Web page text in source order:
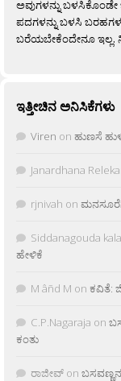
ಅವುಗಳನ್ನು
ಪದಗಳನ್ನು ಬಳಸಿ
ಬರೆಯಬೇಕೆಂದೇನೂ ಇಲ್ಲ.
ಇತ್ತೀಚಿನ ಅನಿಸಿಕೆಗಳು
Viren on ಹುಣಸೆ
Janardhana
rjnivah on
Siddanagouda
ಹೇಳಿಕೆ
M âñd M on ಕವಿತೆ:
C.P.Nagaraja on
ಕಂತು
ರಾಜೀವ್ on